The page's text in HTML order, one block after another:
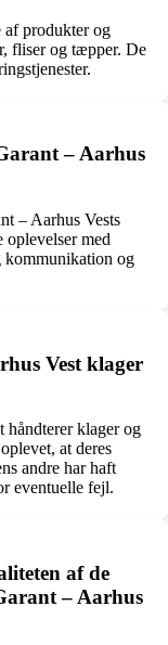
af produkter og
fliser og tæpper. De
– Aarhus
– Aarhus Vests
oplevelser med
kommunikation og
Vest klager
håndterer klager og
at deres
andre har haft
eventuelle fejl.
af de
– Aarhus